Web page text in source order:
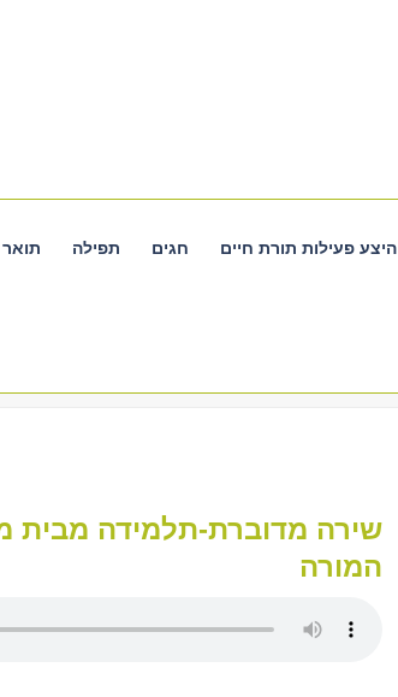
היצע פעילות תורת חיים חגים תפילה תואר
שירה מדוברת-תלמידה מבית
המורה